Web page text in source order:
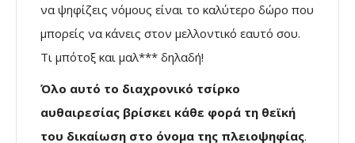
να ψηφίζεις νόμους είναι το καλύτερο δώρο που
μπορείς να κάνεις στον μελλοντικό εαυτό σου.
Τι μπότοξ και μαλ*** δηλαδή!
Όλο αυτό το διαχρονικό τσίρκο
αυθαιρεσίας βρίσκει κάθε φορά τη θεϊκή
του δικαίωση στο όνομα της πλειοψηφίας.